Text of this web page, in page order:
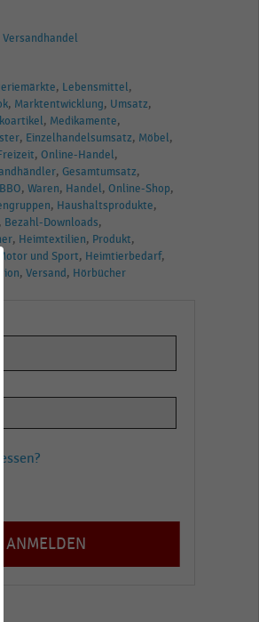
Versandhandel
Lebensmittel
Marktentwicklung Umsatz
Medikamente
Einzelhandelsumsatz Möbel
Online-Handel
Gesamtumsatz
BBO Waren Handel Online-Shop
Haushaltsprodukte
Bezahl-Downloads
Heimtextilien Produkt
und Sport Heimtierbedarf
Versand Hörbücher